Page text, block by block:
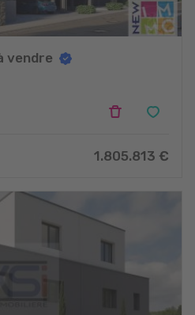
vendre
1.805.813 €